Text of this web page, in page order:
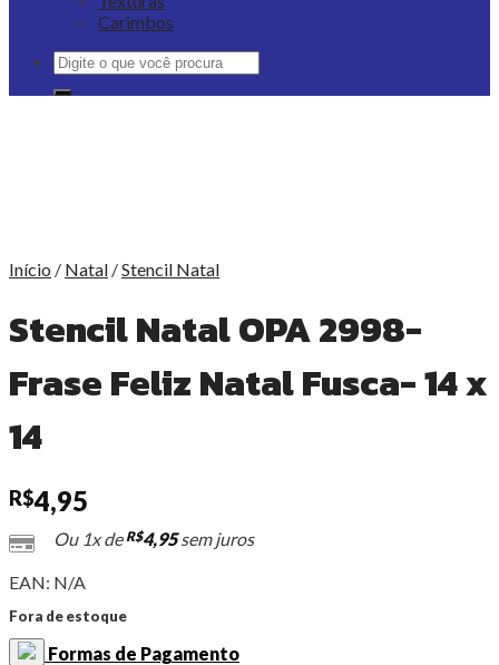
Carimbos
Pesquisar
por:
Início / Natal /Stencil Natal
Stencil Natal OPA 2998-
Frase Feliz Natal Fusca- 14 x
14
R$4,95
Ou 1x de R$4,95sem juros
EAN: N/A
Fora de estoque
Formas de Pagamento